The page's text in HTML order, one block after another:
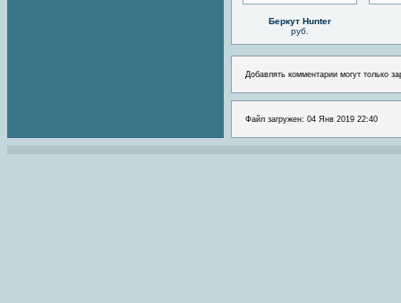
Беркут Hunter
руб.
Добавлять комментарии могут только
Файл загружен: 04 Янв 2019 22:40